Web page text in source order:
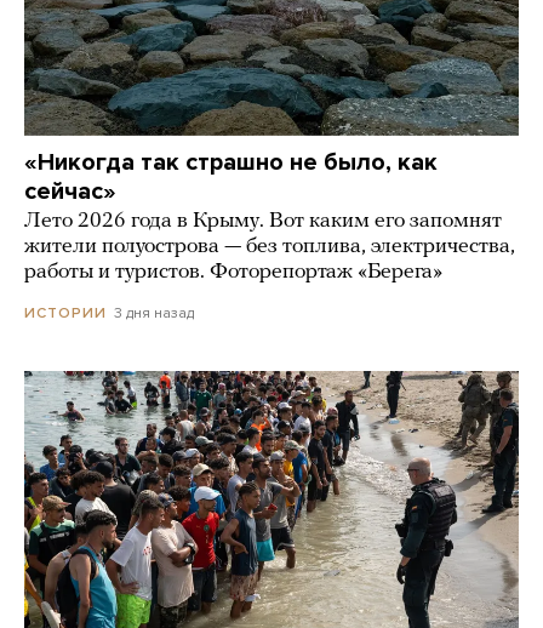
«Никогда так страшно не было, как
сейчас»
Лето 2026 года в Крыму. Вот каким его запомнят
жители полуострова — без топлива, электричества,
работы и туристов. Фоторепортаж «Берега»
ИСТОРИИ 3 дня назад